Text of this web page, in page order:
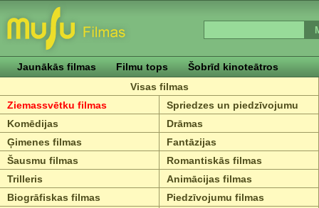
Jaunākās filmas Filmu tops
Šobrīd kinoteātros
Visas filmas
Ziemassvētku filmas
Spriedzes un piedzīvojumu
Komēdijas
Drāmas
Ģimenes filmas
Fantāzijas
Šausmu filmas
Romantiskās filmas
Trilleris
Animācijas filmas
Biogrāfiskas filmas
Piedzīvojumu filmas